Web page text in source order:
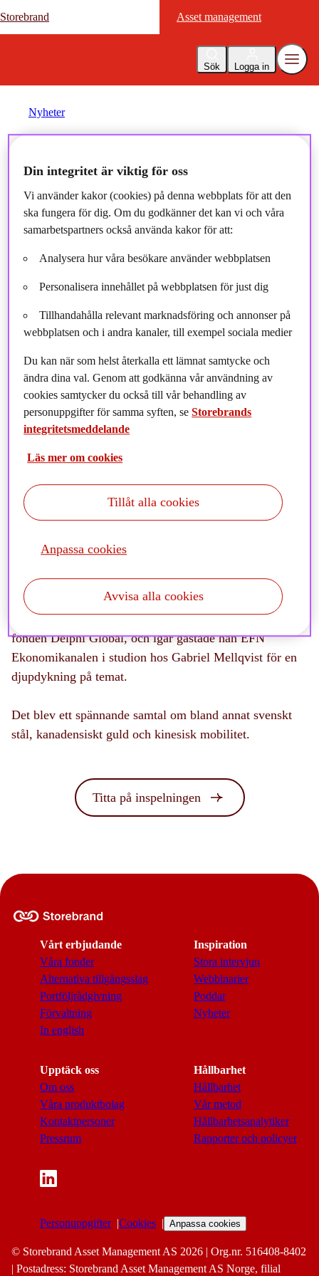
Storebrand Asset management
Sök Logga in
Storebrand Asset management
Nyheter
Går det att kombinera
fundamental analys och
global, momentumbaserad
aktieförvaltning?
2025-06-12
Det är precis det som Ivar Harstveit och teamet gör i
fonden Delphi Global, och igår gästade han EFN
Ekonomikanalen i studion hos Gabriel Mellqvist för en
djupdykning på temat.
Det blev ett spännande samtal om bland annat svenskt
stål, kanadensiskt guld och kinesisk mobilitet.
Titta på inspelningen
Vårt erbjudande
Våra fonder
Alternativa tillgångsslag
Portföljrådgivning
Förvaltning
In english
Inspiration
Stora intervjun
Webbinarier
Poddar
Nyheter
Upptäck oss
Om oss
Våra produktbolag
Kontaktpersoner
Pressrum
Hållbarhet
Hållbarhet
Vår metod
Hållbarhetsanalytiker
Rapporter och policyer
Personuppgifter Cookies Anpassa cookies
© Storebrand Asset Management AS 2026 | Org.nr. 516408-8402
| Postadress: Storebrand Asset Management AS Norge, filial
Din integritet är viktig för oss
Vi använder kakor (cookies) på denna webbplats för att den
ska fungera för dig. Om du godkänner det kan vi och våra
samarbetspartners också använda kakor för att:
Analysera hur våra besökare använder webbplatsen
Personalisera innehållet på webbplatsen för just dig
Tillhandahålla relevant marknadsföring och annonser på
webbplatsen och i andra kanaler, till exempel sociala medier
Du kan när som helst återkalla ett lämnat samtycke och
ändra dina val. Genom att godkänna vår användning av
cookies samtycker du också till vår behandling av
personuppgifter för samma syften, seStorebrands
integritetsmeddelande
Läs mer om cookies
Anpassa cookies
Avvisa alla cookies
Tillåt alla cookies